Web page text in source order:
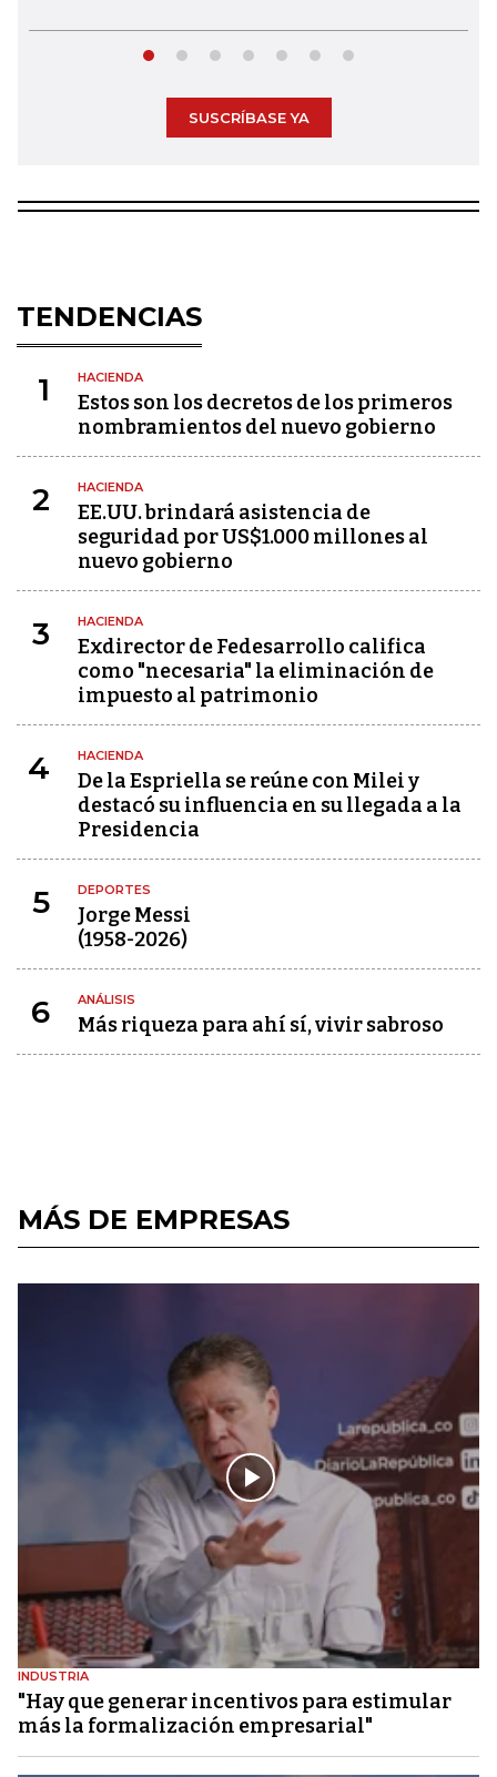
SUSCRÍBASE YA
TENDENCIAS
1 HACIENDA
Estos son los decretos de los primeros
nombramientos del nuevo gobierno
2 HACIENDA
EE.UU. brindará asistencia de
seguridad por US$1.000 millones al
nuevo gobierno
3 HACIENDA
Exdirector de Fedesarrollo califica
como "necesaria" la eliminación de
impuesto al patrimonio
4 HACIENDA
De la Espriella se reúne con Milei y
destacó su influencia en su llegada a la
Presidencia
5 DEPORTES
Jorge Messi
(1958-2026)
6 ANÁLISIS
Más riqueza para ahí sí, vivir sabroso
MÁS DE EMPRESAS
INDUSTRIA
"Hay que generar incentivos para estimular
más la formalización empresarial"